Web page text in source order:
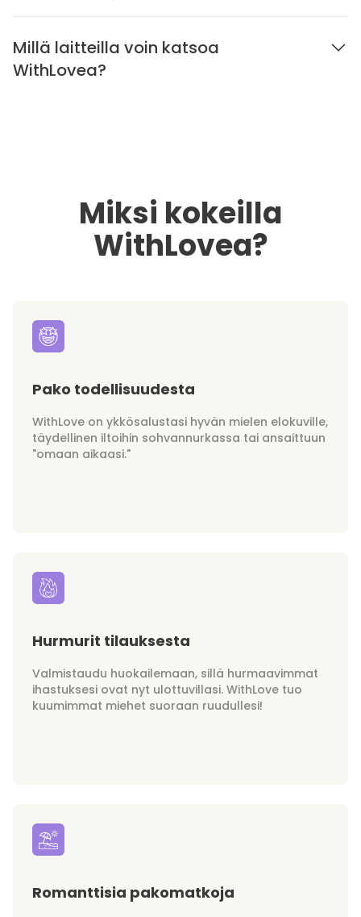
Millä laitteilla voin katsoa
WithLovea?
Miksi kokeilla
WithLovea?
Pako todellisuudesta
WithLove on ykkösalustasi hyvän mielen elokuville,
täydellinen iltoihin sohvannurkassa tai ansaittuun
"omaan aikaasi."
Hurmurit tilauksesta
Valmistaudu huokailemaan, sillä hurmaavimmat
ihastuksesi ovat nyt ulottuvillasi. WithLove tuo
kuumimmat miehet suoraan ruudullesi!
Romanttisia pakomatkoja